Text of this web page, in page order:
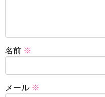
名前 ※
メール ※